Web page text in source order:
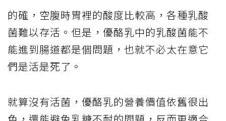
的確，空腹時胃裡的酸度比較高，各種乳酸
菌難以存活。但是，優酪乳中的乳酸菌能不
能進到腸道都是個問題，也就不必太在意它
們是活是死了。
就算沒有活菌，優酪乳的營養價值依舊很出